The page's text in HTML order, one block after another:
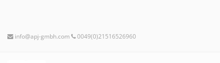
info@apj-gmbh.com 0049(0)21516526960